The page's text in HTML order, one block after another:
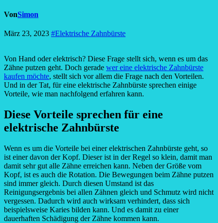
VonSimon
März 23, 2023 #Elektrische Zahnbürste
Von Hand oder elektrisch? Diese Frage stellt sich, wenn es um das
Zähne putzen geht. Doch gerade wer eine elektrische Zahnbürste
kaufen möchte, stellt sich vor allem die Frage nach den Vorteilen.
Und in der Tat, für eine elektrische Zahnbürste sprechen einige
Vorteile, wie man nachfolgend erfahren kann.
Diese Vorteile sprechen für eine
elektrische Zahnbürste
Wenn es um die Vorteile bei einer elektrischen Zahnbürste geht, so
ist einer davon der Kopf. Dieser ist in der Regel so klein, damit man
damit sehr gut alle Zähne erreichen kann. Neben der Größe vom
Kopf, ist es auch die Rotation. Die Bewegungen beim Zähne putzen
sind immer gleich. Durch diesen Umstand ist das
Reinigungsergebnis bei allen Zähnen gleich und Schmutz wird nicht
vergessen. Dadurch wird auch wirksam verhindert, dass sich
beispielsweise Karies bilden kann. Und es damit zu einer
dauerhaften Schädigung der Zähne kommen kann.